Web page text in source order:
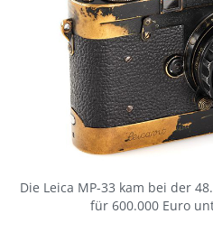
Die Leica MP-33 kam bei der
für 600.000 Euro